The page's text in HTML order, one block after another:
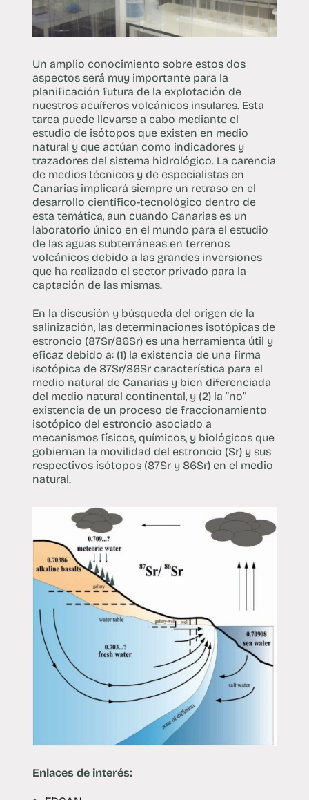
Un amplio conocimiento sobre estos dos
aspectos será muy importante para la
planificación futura de la explotación de
nuestros acuíferos volcánicos insulares. Esta
tarea puede llevarse a cabo mediante el
estudio de isótopos que existen en medio
natural y que actúan como indicadores y
trazadores del sistema hidrológico. La carencia
de medios técnicos y de especialistas en
Canarias implicará siempre un retraso en el
desarrollo científico-tecnológico dentro de
esta temática, aun cuando Canarias es un
laboratorio único en el mundo para el estudio
de las aguas subterráneas en terrenos
volcánicos debido a las grandes inversiones
que ha realizado el sector privado para la
captación de las mismas.
En la discusión y búsqueda del origen de la
salinización, las determinaciones isotópicas de
estroncio (87Sr/86Sr) es una herramienta útil y
eficaz debido a: (1) la existencia de una firma
isotópica de 87Sr/86Sr característica para el
medio natural de Canarias y bien diferenciada
del medio natural continental, y (2) la “no”
existencia de un proceso de fraccionamiento
isotópico del estroncio asociado a
mecanismos físicos, químicos, y biológicos que
gobiernan la movilidad del estroncio (Sr) y sus
respectivos isótopos (87Sr y 86Sr) en el medio
natural.
Enlaces de interés: